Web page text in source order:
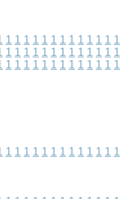
1 1 1 1 1 1 1 1 1 1 1 1 1
1 1 1 1 1 1 1 1 1 1 1 1 1
1 1 1 1 1 1 1 1 1 1 1 1 1
1 1 1 1 1 1 1 1 1 1 1 1 1